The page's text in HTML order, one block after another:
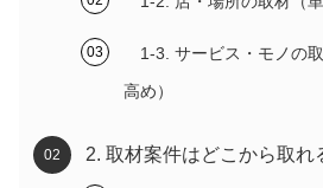
1-3. サービス・モノの
高め）
2. 取材案件はどこから取れ